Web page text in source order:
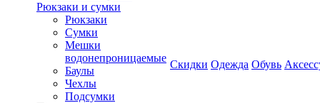
Рюкзаки и сумки
Рюкзаки
Сумки
Мешки
водонепроницаемые
Баулы
Чехлы
Подсумки
Скидки Одежда Обувь